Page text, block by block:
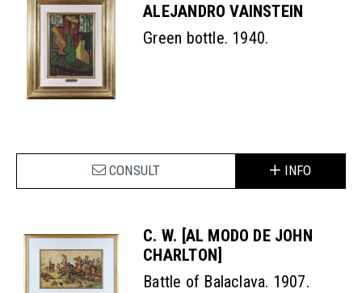
ALEJANDRO VAINSTEIN
Green bottle. 1940.
CONSULT INFO
C. W. [AL MODO DE JOHN
CHARLTON]
Battle of Balaclava. 1907.